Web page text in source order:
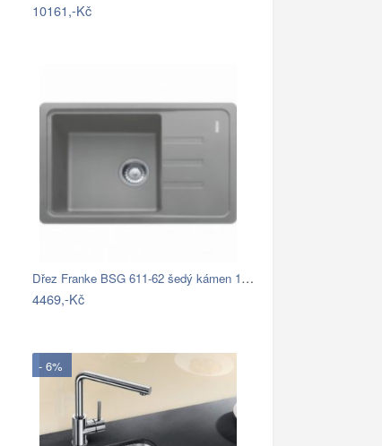
10161,-Kč
Dřez Franke BSG 611-62 šedý kámen 114…
4469,-Kč
- 6%